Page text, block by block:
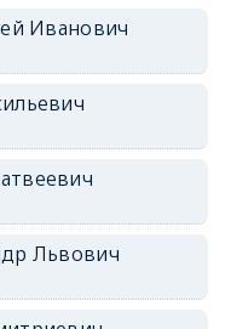
Иванович
Львович